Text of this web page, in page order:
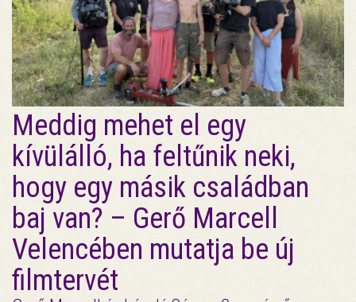
Meddig mehet el egy
kívülálló, ha feltűnik neki,
hogy egy másik családban
baj van? – Gerő Marcell
Velencében mutatja be új
filmtervét